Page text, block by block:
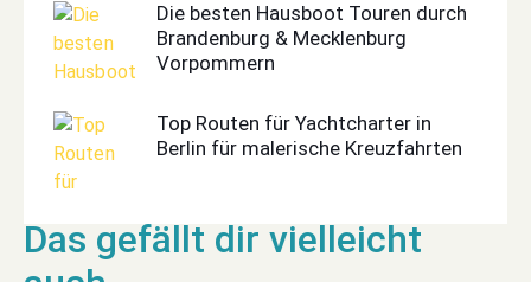
Die besten Hausboot Touren durch
Brandenburg & Mecklenburg
Vorpommern
Top Routen für Yachtcharter in
Berlin für malerische Kreuzfahrten